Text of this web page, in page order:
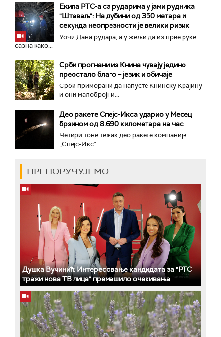
Екипа РТС-а са рударима у јами рудника
"Штаваљ": На дубини од 350 метара и
секунда неопрезности је велики ризик
Уочи Дана рудара, а у жељи да из прве руке
сазна како...
Срби прогнани из Книна чувају једино
преостало благо – језик и обичаје
Срби приморани да напусте Книнску Крајину
и они малобројни...
Део ракете Спејс-Икса ударио у Месец
брзином од 8.690 километара на час
Четири тоне тежак део ракете компаније
„Спејс-Икс“...
ПРЕПОРУЧУЈЕМО
Душка Вучинић: Интересовање кандидата за "РТС
тражи нова ТВ лица" премашило очекивања